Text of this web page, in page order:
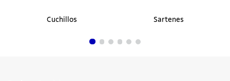
Cuchillos Sartenes